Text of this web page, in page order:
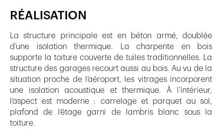
RÉALISATION
La structure principale est en béton armé, doublée
d’une isolation thermique. La charpente en bois
supporte la toiture couverte de tuiles traditionnelles. La
structure des garages recourt aussi au bois. Au vu de la
situation proche de l’aéroport, les vitrages incorporent
une isolation acoustique et thermique. À l’intérieur,
l’aspect est moderne : carrelage et parquet au sol,
plafond de l’étage garni de lambris blanc sous la
toiture.